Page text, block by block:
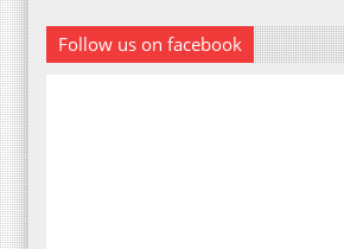
Follow us on facebook